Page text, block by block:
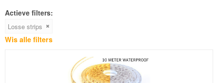
Actieve filters:
Losse strips
Wis alle filters